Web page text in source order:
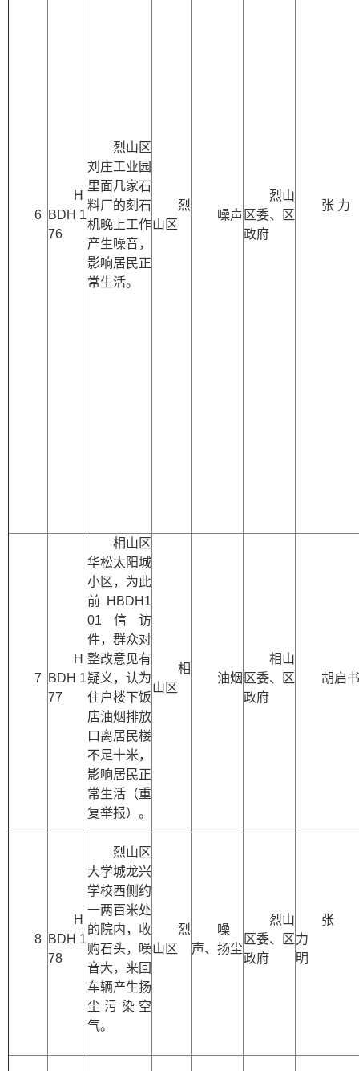
6
H
BDH 1
76
烈山区
刘庄工业园
里面几家石
料厂的刻石
机晚上工作
产生噪音，
影响居民正
常生活。
烈
山区
噪声
烈山
区委、区
政府
7
H
BDH 1
77
相山区
华松太阳城
小区，为此
前HBDH1
01信访
件，群众对
整改意见有
疑义，认为
住户楼下饭
店油烟排放
口离居民楼
不足十米，
影响居民正
常生活（重
复举报）。
相
山区
油烟
相山
区委、区
政府
胡启
8
H
BDH 1
78
烈山区
大学城龙兴
学校西侧约
一两百米处
的院内，收
购石头，噪
音大，来回
车辆产生扬
尘污染空
气。
烈
山区
噪
声、扬尘
烈山
区委、区
政府
张
明